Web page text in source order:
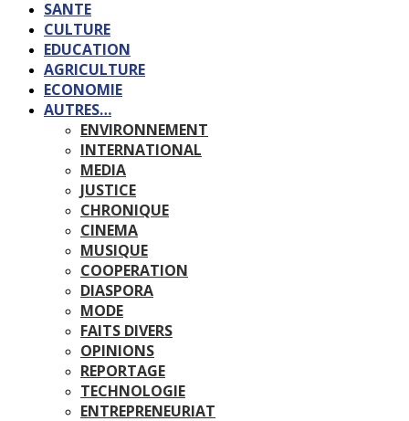
SANTE
CULTURE
EDUCATION
AGRICULTURE
ECONOMIE
AUTRES…
ENVIRONNEMENT
INTERNATIONAL
MEDIA
JUSTICE
CHRONIQUE
CINEMA
MUSIQUE
COOPERATION
DIASPORA
MODE
FAITS DIVERS
OPINIONS
REPORTAGE
TECHNOLOGIE
ENTREPRENEURIAT